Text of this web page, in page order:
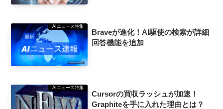
AIニュース特集
Braveが進化！AI駆使の検索が詳細
回答機能を追加
AIニュース特集
Cursorの買収ラッシュが加速！
Graphiteを手に入れた理由とは？